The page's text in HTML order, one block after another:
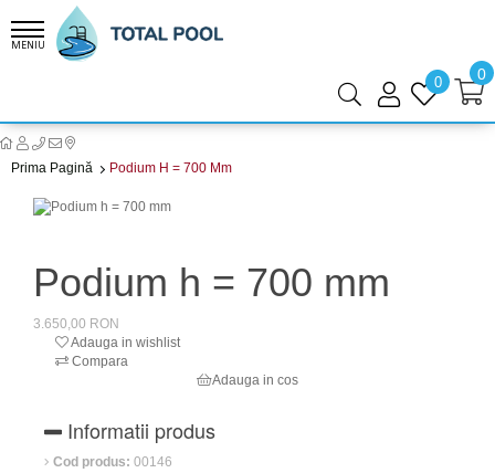
MENIU
0 0
Prima Pagină Podium H = 700 Mm
Podium h = 700 mm
3.650,00 RON
Adauga in wishlist
Compara
Adauga in cos
Informatii produs
Cod produs: 00146